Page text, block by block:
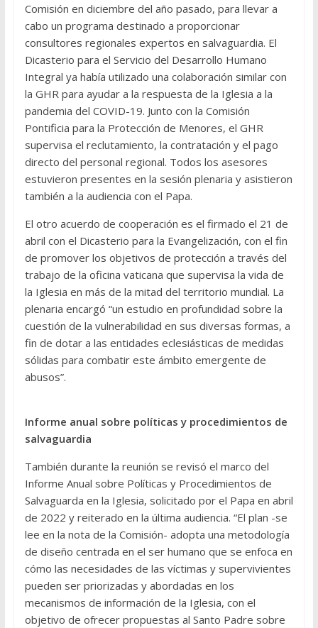
Comisión en diciembre del año pasado, para llevar a
cabo un programa destinado a proporcionar
consultores regionales expertos en salvaguardia. El
Dicasterio para el Servicio del Desarrollo Humano
Integral ya había utilizado una colaboración similar con
la GHR para ayudar a la respuesta de la Iglesia a la
pandemia del COVID-19. Junto con la Comisión
Pontificia para la Protección de Menores, el GHR
supervisa el reclutamiento, la contratación y el pago
directo del personal regional. Todos los asesores
estuvieron presentes en la sesión plenaria y asistieron
también a la audiencia con el Papa.
El otro acuerdo de cooperación es el firmado el 21 de
abril con el Dicasterio para la Evangelización, con el fin
de promover los objetivos de protección a través del
trabajo de la oficina vaticana que supervisa la vida de
la Iglesia en más de la mitad del territorio mundial. La
plenaria encargó “un estudio en profundidad sobre la
cuestión de la vulnerabilidad en sus diversas formas, a
fin de dotar a las entidades eclesiásticas de medidas
sólidas para combatir este ámbito emergente de
abusos”.
Informe anual sobre políticas y procedimientos de
salvaguardia
También durante la reunión se revisó el marco del
Informe Anual sobre Políticas y Procedimientos de
Salvaguarda en la Iglesia, solicitado por el Papa en abril
de 2022 y reiterado en la última audiencia. “El plan -se
lee en la nota de la Comisión- adopta una metodología
de diseño centrada en el ser humano que se enfoca en
cómo las necesidades de las víctimas y supervivientes
pueden ser priorizadas y abordadas en los
mecanismos de información de la Iglesia, con el
objetivo de ofrecer propuestas al Santo Padre sobre